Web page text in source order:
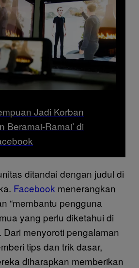
Jadi Korban
Beramai-Ramai’ di
ditandai dengan judul di
Facebook menerangkan
“membantu pengguna
yang perlu diketahui di
Dari menyoroti pengalaman
tips dan trik dasar,
diharapkan memberikan